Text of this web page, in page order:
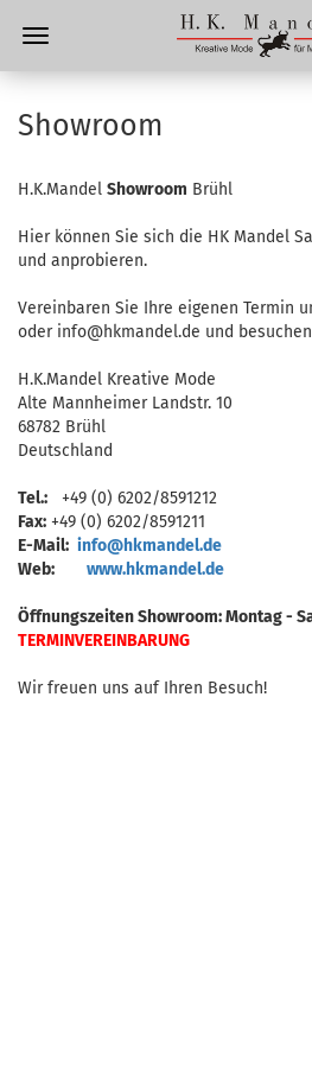
Showroom
H.K.Mandel Showroom Brühl
Hier können Sie sich die HK Mandel
und anprobieren.
Vereinbaren Sie Ihre eigenen Termin
oder info@hkmandel.de und
H.K.Mandel Kreative Mode
Alte Mannheimer Landstr. 10
68782 Brühl
Deutschland
Tel.: +49 (0) 6202/8591212
Fax: +49 (0) 6202/8591211
E-Mail: info@hkmandel.de
Web:
www.hkmandel.de
Öffnungszeiten Showroom: Montag -
TERMINVEREINBARUNG
Wir freuen uns auf Ihren Besuch!